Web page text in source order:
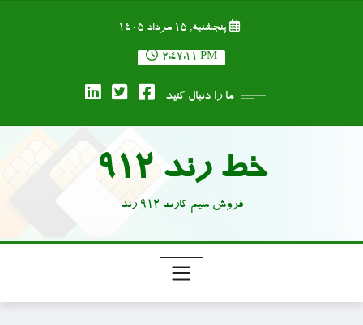
پنجشنبه, ۱۵ مرداد ۱۴۰۵
2:47:11 PM
ما را دنبال کنید
خط رند 912
فروش سیم کارت 912 رند